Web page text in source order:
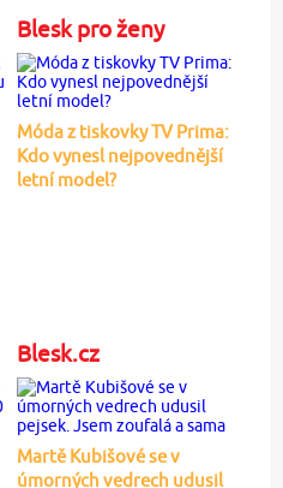
Blesk pro ženy
Móda z tiskovky TV Prima:
Kdo vynesl nejpovednější
letní model?
Blesk.cz
Martě Kubišové se v
úmorných vedrech udusil